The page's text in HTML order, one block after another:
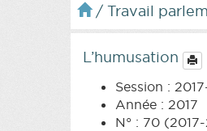
/ Travail
L’humusation
Session :
Année : 2017
N° : 70 (2017-